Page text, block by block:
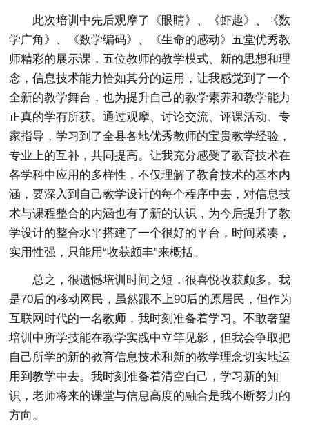
此次培训中先后观摩了《眼睛》、《虾趣》、《数
学广角》、《数学编码》、《生命的感动》五堂优秀教
师精彩的展示课，五位教师的教学模式、新的思想和理
念，信息技术能力恰如其分的运用，让我感觉到了一个
全新的教学舞台，也为提升自己的教学素养和教学能力
正真的学有所获。通过观摩、讨论交流、评课活动、专
家指导，学习到了全县各地优秀教师的宝贵教学经验，
专业上的互补，共同提高。让我充分感受了教育技术在
各学科中应用的多样性，不仅理解了教育技术的基本内
涵，要深入到自己教学设计的每个程序中去，对信息技
术与课程整合的内涵也有了新的认识，为今后提升了教
学设计的整合水平搭建了一个很好的平台，时间紧凑，
实用性强，只能用“收获颇丰”来概括。
总之，很遗憾培训时间之短，很喜悦收获颇多。我
是70后的移动网民，虽然跟不上90后的原居民，但作为
互联网时代的一名教师，我时刻准备着学习。不敢奢望
培训中所学技能在教学实践中立竿见影，但我会争取把
自己所学的新的教育信息技术和新的教学理念切实地运
用到教学中去。我时刻准备着清空自己，学习新的知
识，老师将来的课堂与信息高度的融合是我不断努力的
方向。